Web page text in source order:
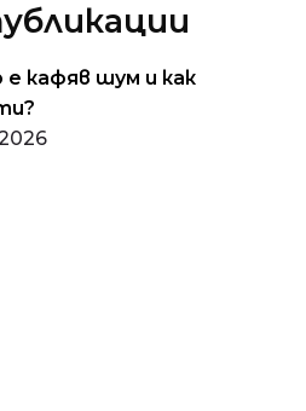
е кафяв шум и как